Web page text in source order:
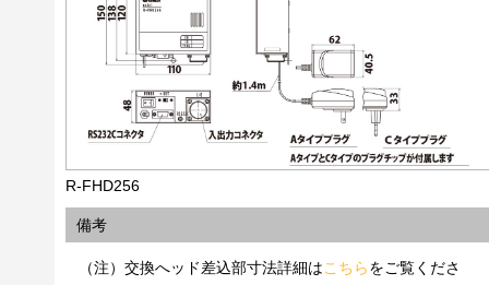
R-FHD256
備考
（注）交換へッド差込部寸法詳細はこちらをご覧くださ